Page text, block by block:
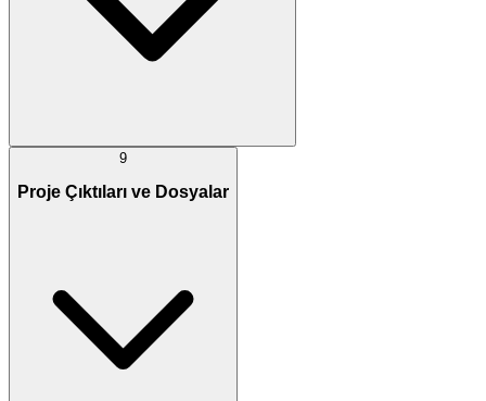
9
Proje Çıktıları ve Dosyalar